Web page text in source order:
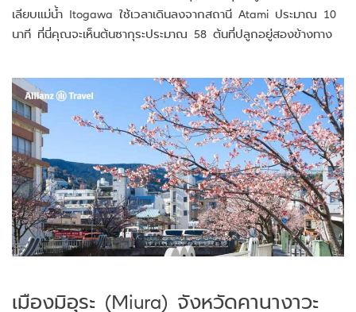
เลียบแม่น้ำ Itogawa ใช้เวลาเดินลงจากสถานี Atami ประมาณ 10
นาที ที่นี่คุณจะเห็นต้นซากุระประมาณ 58 ต้นที่ปลูกอยู่สองข้างทาง
เมืองมิอุระ (Miura) จังหวัดคานางาวะ